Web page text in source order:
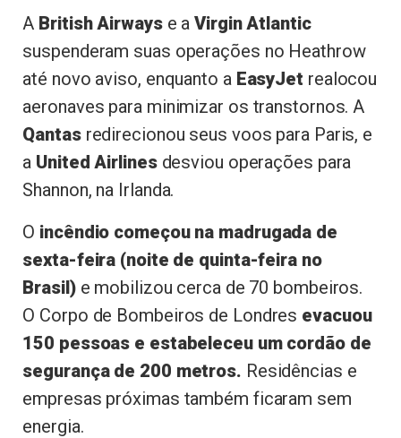
A British Airways e a Virgin Atlantic
suspenderam suas operações no Heathrow
até novo aviso, enquanto a EasyJet realocou
aeronaves para minimizar os transtornos. A
Qantasredirecionou seus voos para Paris, e
a United Airlinesdesviou operações para
Shannon, na Irlanda.
O incêndio começou na madrugada de
sexta-feira (noite de quinta-feira no
Brasil)e mobilizou cerca de 70 bombeiros.
O Corpo de Bombeiros de Londres evacuou
150 pessoas e estabeleceu um cordão de
segurança de 200 metros. Residências e
empresas próximas também ficaram sem
energia.